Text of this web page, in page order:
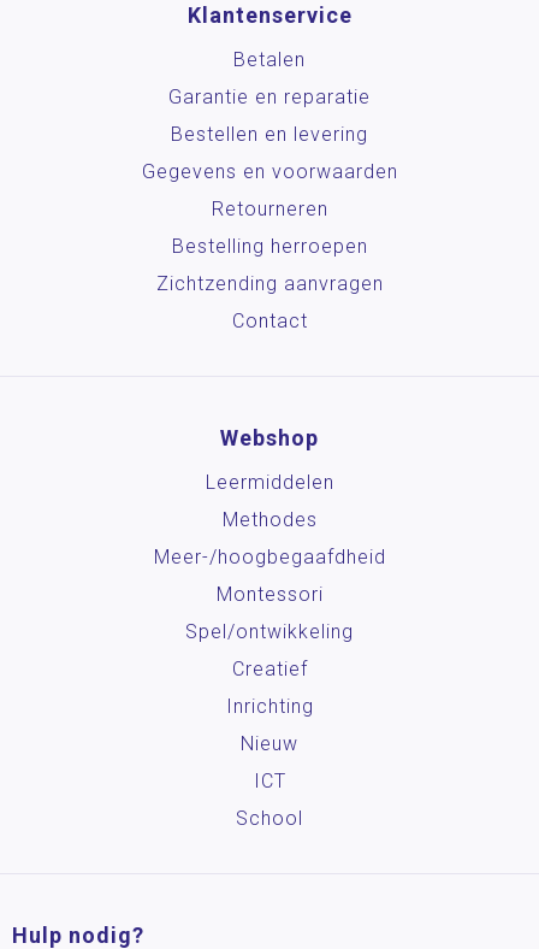
Klantenservice
Betalen
Garantie en reparatie
Bestellen en levering
Gegevens en voorwaarden
Retourneren
Bestelling herroepen
Zichtzending aanvragen
Contact
Webshop
Leermiddelen
Methodes
Meer-/hoog­begaafdheid
Montessori
Spel/ontwikkeling
Creatief
Inrichting
Nieuw
ICT
School
Hulp nodig?